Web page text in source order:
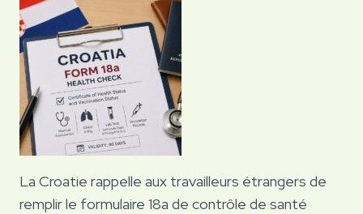
La Croatie rappelle aux travailleurs étrangers de
remplir le formulaire 18a de contrôle de santé